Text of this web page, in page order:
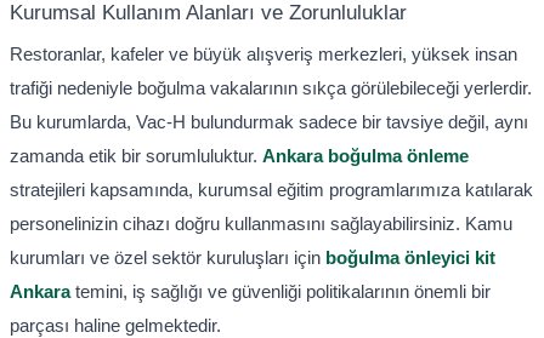
Kurumsal Kullanım Alanları ve Zorunluluklar
Restoranlar, kafeler ve büyük alışveriş merkezleri, yüksek insan
trafiği nedeniyle boğulma vakalarının sıkça görülebileceği yerlerdir.
Bu kurumlarda, Vac-H bulundurmak sadece bir tavsiye değil, aynı
zamanda etik bir sorumluluktur. Ankara boğulma önleme
stratejileri kapsamında, kurumsal eğitim programlarımıza katılarak
personelinizin cihazı doğru kullanmasını sağlayabilirsiniz. Kamu
kurumları ve özel sektör kuruluşları için boğulma önleyici kit
Ankaratemini, iş sağlığı ve güvenliği politikalarının önemli bir
parçası haline gelmektedir.